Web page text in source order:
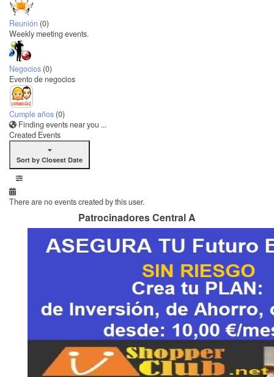
Reunión (0)
Weekly meeting events.
Negocios (0)
Evento de negocios
Cumple años (0)
Finding events near you ...
Created Events
Sort by Closest Date
There are no events created by this user.
Patrocinadores Central A